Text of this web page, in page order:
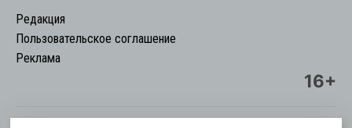
Редакция
Пользовательское соглашение
Реклама
16+